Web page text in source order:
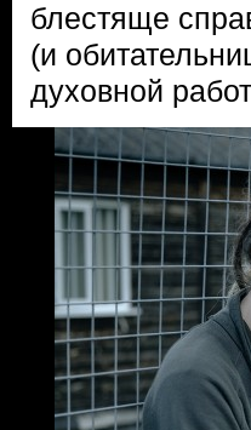
блестяще
(и
духовной